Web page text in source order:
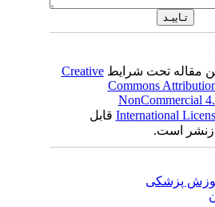
مقاله تحت شرایطCreative
Commons
NonCommercial
Internationalقابل
است.
پزشکی